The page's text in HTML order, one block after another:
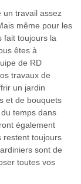
un travail assez
même pour les
fait toujours la
êtes à
de RD
travaux de
un jardin
et de bouquets
temps dans
également
restent toujours
sont de
toutes vos